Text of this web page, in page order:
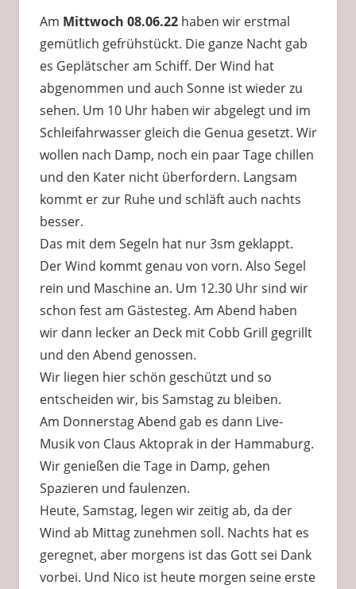
Am Mittwoch 08.06.22 haben wir erstmal
gemütlich gefrühstückt. Die ganze Nacht gab
es Geplätscher am Schiff. Der Wind hat
abgenommen und auch Sonne ist wieder zu
sehen. Um 10 Uhr haben wir abgelegt und im
Schleifahrwasser gleich die Genua gesetzt. Wir
wollen nach Damp, noch ein paar Tage chillen
und den Kater nicht überfordern. Langsam
kommt er zur Ruhe und schläft auch nachts
besser.
Das mit dem Segeln hat nur 3sm geklappt.
Der Wind kommt genau von vorn. Also Segel
rein und Maschine an. Um 12.30 Uhr sind wir
schon fest am Gästesteg. Am Abend haben
wir dann lecker an Deck mit Cobb Grill gegrillt
und den Abend genossen.
Wir liegen hier schön geschützt und so
entscheiden wir, bis Samstag zu bleiben.
Am Donnerstag Abend gab es dann Live-
Musik von Claus Aktoprak in der Hammaburg.
Wir genießen die Tage in Damp, gehen
Spazieren und faulenzen.
Heute, Samstag, legen wir zeitig ab, da der
Wind ab Mittag zunehmen soll. Nachts hat es
geregnet, aber morgens ist das Gott sei Dank
vorbei. Und Nico ist heute morgen seine erste